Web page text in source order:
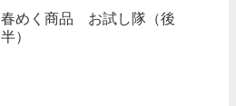
春めく商品 お試し隊（後
半）